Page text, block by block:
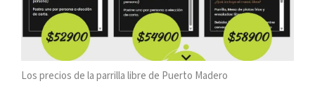
Los precios de la parrilla libre de Puerto Madero